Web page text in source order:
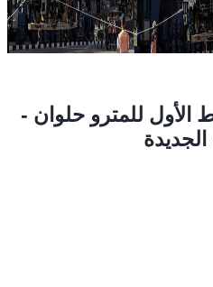
الأول للمترو حلوان -
الجديدة